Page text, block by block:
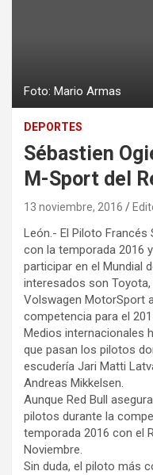
Foto: Mario Armas
DEPORTES
Sébastien
M-Sport del
13 noviembre, 2016
León.- El Piloto
con la temporada 2016
participar en el Mundial
interesados son
Volswagen MotorSport
competencia para el
Medios internacionales
que pasan los pilotos
escudería Jari Matti
Andreas Mikkelsen.
Aunque Red Bull
pilotos durante la
temporada 2016 con el
Noviembre.
Sin duda, el piloto más